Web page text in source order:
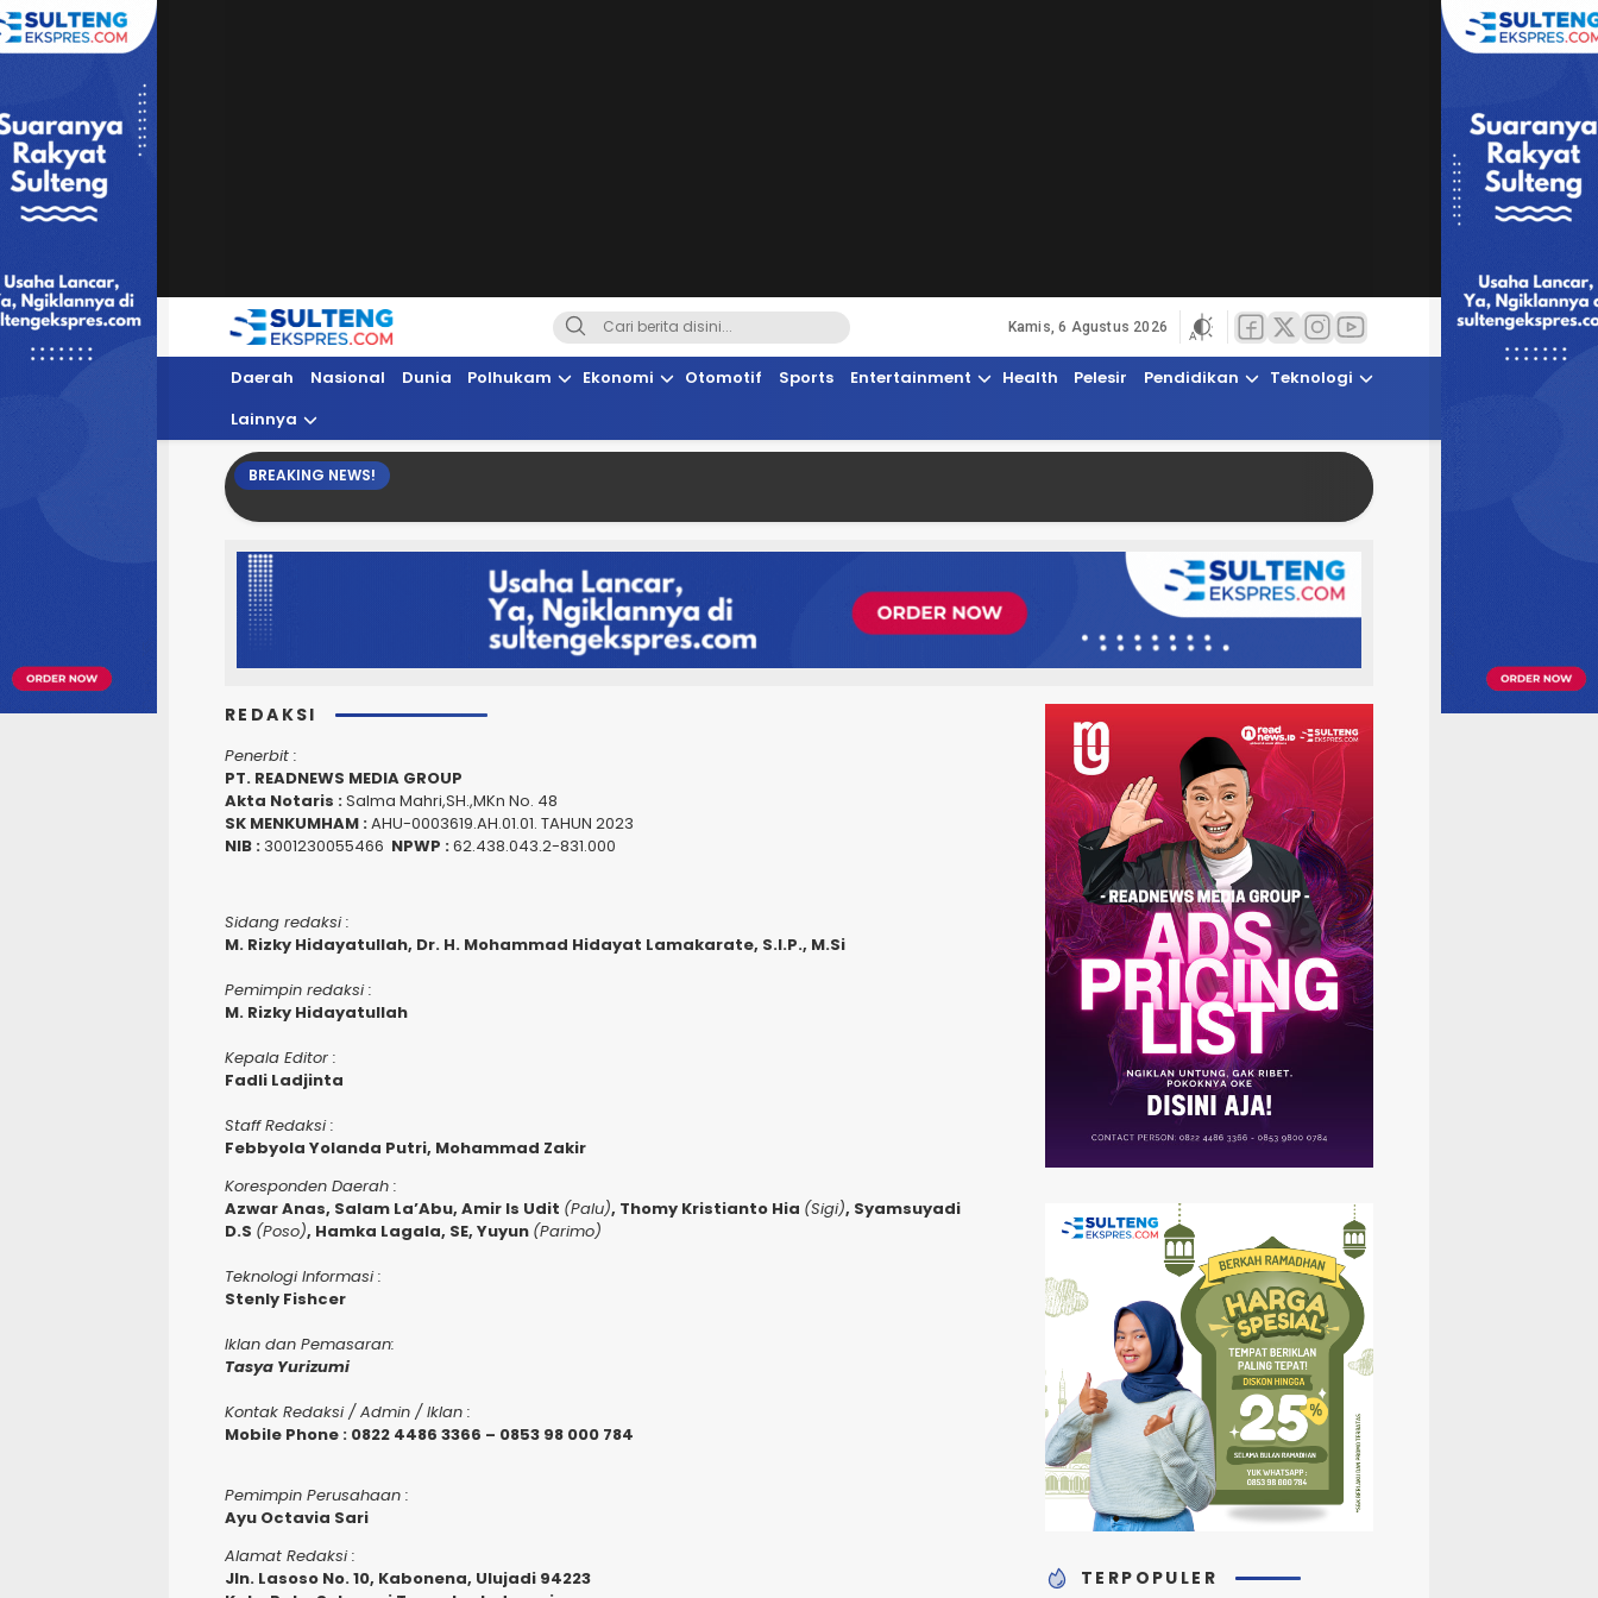
Sultengekspres.com
Berita Seputar Sulteng Hari Ini, Update Terkini, Suaranya Rakyat Sulteng
Kamis, 6 Agustus 2026
Daerah Nasional Dunia Polhukam Ekonomi Otomotif Sports Entertainment Health Pelesir Pendidikan
Teknologi
Lainnya
BREAKING NEWS!
REDAKSI
Penerbit :
PT. READNEWS MEDIA GROUP
Akta Notaris :Salma Mahri,SH.,MKn No. 48
SK MENKUMHAM :AHU-0003619.AH.01.01. TAHUN 2023
NIB : 3001230055466 NPWP :62.438.043.2-831.000
Sidang redaksi :
M. Rizky Hidayatullah, Dr. H. Mohammad Hidayat Lamakarate, S.I.P., M.Si
Pemimpin redaksi :
M. Rizky Hidayatullah
Kepala Editor :
Fadli Ladjinta
Staff Redaksi :
Febbyola Yolanda Putri, Mohammad Zakir
Koresponden Daerah :
Azwar Anas, Salam La’Abu, Amir Is Udit (Palu), Thomy Kristianto Hia (Sigi), Syamsuyadi
D.S (Poso), Hamka Lagala, SE, Yuyun (Parimo)
Teknologi Informasi :
Stenly Fishcer
Iklan dan Pemasaran:
Tasya Yurizumi
Kontak Redaksi / Admin / Iklan :
Mobile Phone : 0822 4486 3366 – 0853 98 000 784
Pemimpin Perusahaan :
Ayu Octavia Sari
Alamat Redaksi :
Jln. Lasoso No. 10, Kabonena, Ulujadi 94223
TERPOPULER